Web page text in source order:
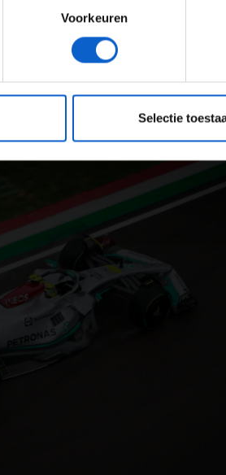
Voorkeuren
Selectie
en eveneens oud-F1 coureur, is
op de straten van Monaco
Bleekemolen zich dat na een
de blaren zaten. "Vroeger was
vreselijk moe van. Tegenwoordig is
is veel makkelijker dan toen!"
JONGER DAN 24
onsprivacybeleidvoor meer informatie